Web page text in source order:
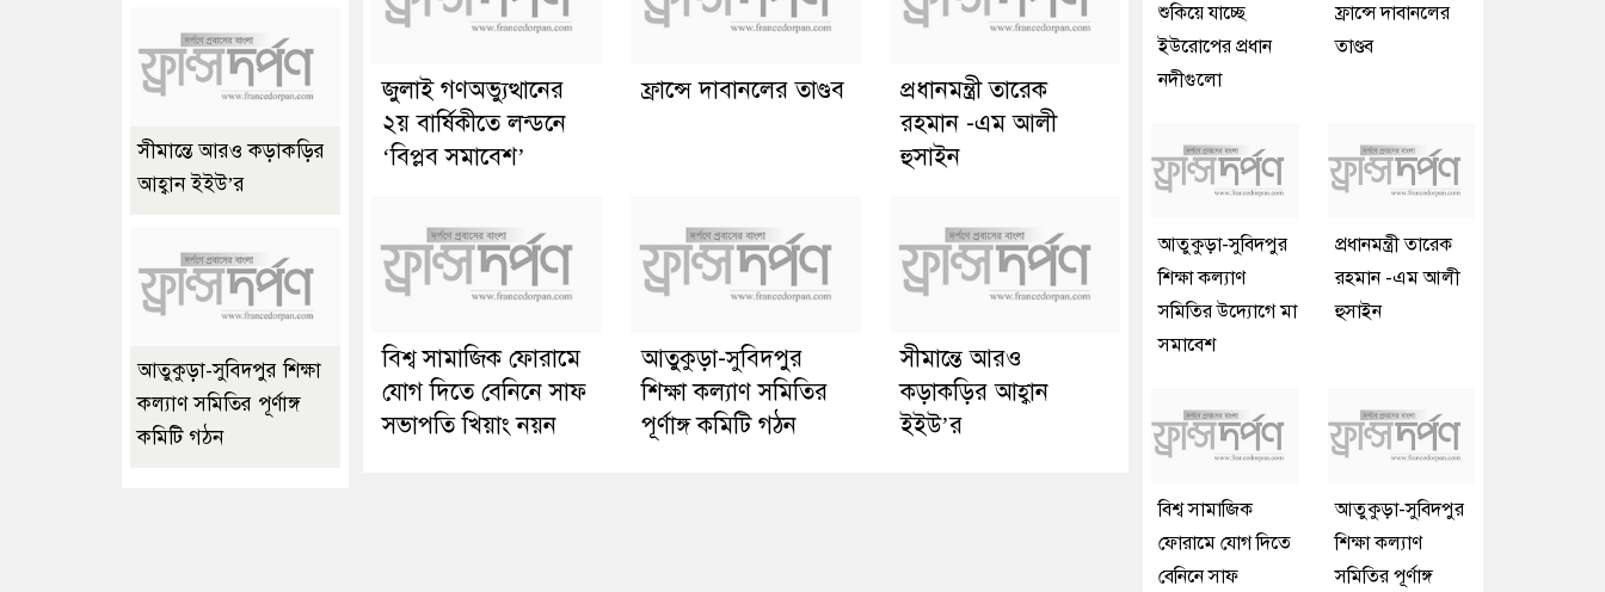
জুলাই গণঅভ্যুত্থানের
২য় বার্ষিকীতে লন্ডনে
‘বিপ্লব সমাবেশ’
ফ্রান্সে দাবানলের তাণ্ডব
প্রধানমন্ত্রী তারেক
রহমান -এম আলী
হুসাইন
বিশ্ব সামাজিক ফোরামে
যোগ দিতে বেনিনে সাফ
সভাপতি খিয়াং নয়ন
আতুকুড়া-সুবিদপুর
শিক্ষা কল্যাণ সমিতির
পূর্ণাঙ্গ কমিটি গঠন
সীমান্তে আরও
কড়াকড়ির আহ্বান
ইইউ’র
সীমান্তে আরও কড়াকড়ির
আহ্বান ইইউ’র
আতুকুড়া-সুবিদপুর শিক্ষা
কল্যাণ সমিতির পূর্ণাঙ্গ
কমিটি গঠন
শুকিয়ে যাচ্ছে
ইউরোপের প্রধান
নদীগুলো
ফ্রান্সে দাবানলের
তাণ্ডব
আতুকুড়া-সুবিদপুর
শিক্ষা কল্যাণ
সমিতির উদ্যোগে মা
সমাবেশ
প্রধানমন্ত্রী তারেক
রহমান -এম আলী
হুসাইন
বিশ্ব সামাজিক
ফোরামে যোগ দিতে
বেনিনে সাফ
আতুকুড়া-সুবিদপুর
শিক্ষা কল্যাণ
সমিতির পূর্ণাঙ্গ